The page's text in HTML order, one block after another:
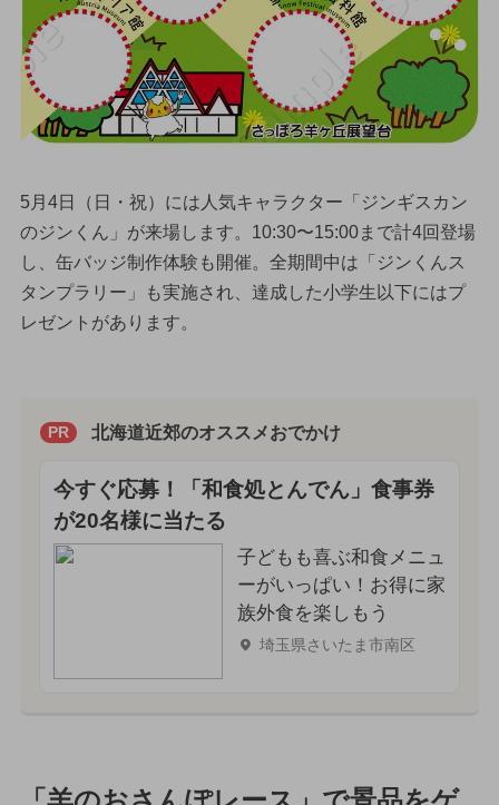
5月4日（日・祝）には人気キャラクター「ジンギスカン
のジンくん」が来場します。10:30〜15:00まで計4回登場
し、缶バッジ制作体験も開催。全期間中は「ジンくんス
タンプラリー」も実施され、達成した小学生以下にはプ
レゼントがあります。
PR 北海道近郊のオススメおでかけ
今すぐ応募！「和食処とんでん」食事券
が20名様に当たる
子どもも喜ぶ和食メニュ
ーがいっぱい！お得に家
族外食を楽しもう
埼玉県さいたま市南区